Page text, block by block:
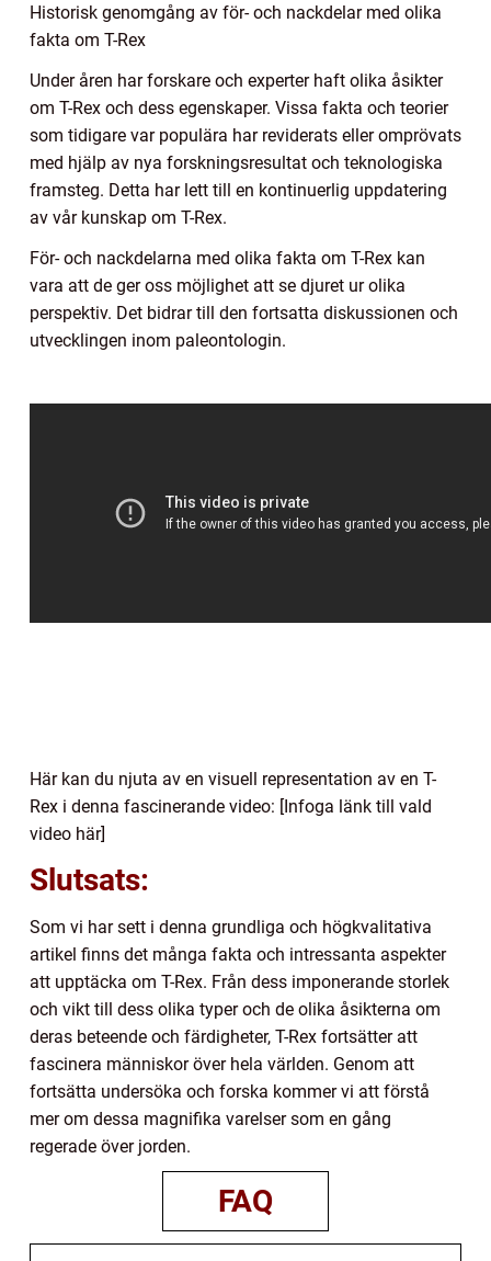
Historisk genomgång av för- och nackdelar med olika
fakta om T-Rex
Under åren har forskare och experter haft olika åsikter
om T-Rex och dess egenskaper. Vissa fakta och teorier
som tidigare var populära har reviderats eller omprövats
med hjälp av nya forskningsresultat och teknologiska
framsteg. Detta har lett till en kontinuerlig uppdatering
av vår kunskap om T-Rex.
För- och nackdelarna med olika fakta om T-Rex kan
vara att de ger oss möjlighet att se djuret ur olika
perspektiv. Det bidrar till den fortsatta diskussionen och
utvecklingen inom paleontologin.
Här kan du njuta av en visuell representation av en T-
Rex i denna fascinerande video: [Infoga länk till vald
video här]
Slutsats:
Som vi har sett i denna grundliga och högkvalitativa
artikel finns det många fakta och intressanta aspekter
att upptäcka om T-Rex. Från dess imponerande storlek
och vikt till dess olika typer och de olika åsikterna om
deras beteende och färdigheter, T-Rex fortsätter att
fascinera människor över hela världen. Genom att
fortsätta undersöka och forska kommer vi att förstå
mer om dessa magnifika varelser som en gång
regerade över jorden.
FAQ